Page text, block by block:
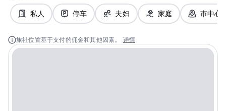
私人 停车 夫妇 家庭 市中心
旅社位置基于支付的佣金和其他因素。 详情